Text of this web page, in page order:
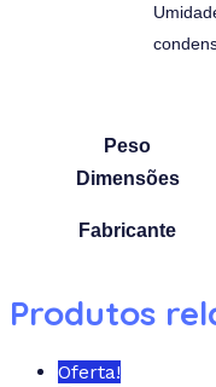
Peso
Dimensões
Fabricante
Produtos
Oferta!